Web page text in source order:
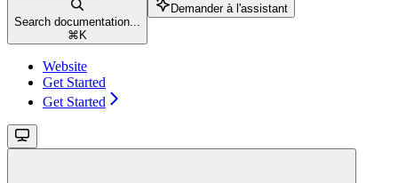
Search documentation...
⌘ K
Demander à l'assistant
Website
Get Started
Get Started